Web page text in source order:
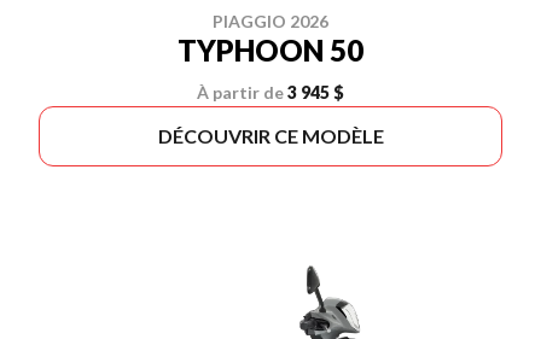
PIAGGIO 2026
TYPHOON 50
À partir de3 945 $
DÉCOUVRIR CE MODÈLE